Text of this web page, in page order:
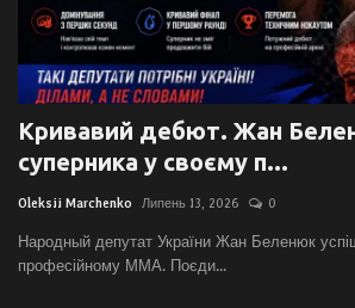
Кривавий дебют. Жан
суперника у своєму п...
Oleksii Marchenko Липень 13, 2026 0
Народный депутат України Жан Беленюк
професійному ММА. Поєди...